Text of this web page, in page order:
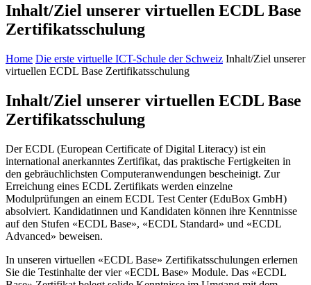
Inhalt/Ziel unserer virtuellen ECDL Base
Zertifikatsschulung
Home Die erste virtuelle ICT-Schule der Schweiz Inhalt/Ziel unserer
virtuellen ECDL Base Zertifikatsschulung
Inhalt/Ziel unserer virtuellen ECDL Base
Zertifikatsschulung
Der ECDL (European Certificate of Digital Literacy) ist ein
international anerkanntes Zertifikat, das praktische Fertigkeiten in
den gebräuchlichsten Computeranwendungen bescheinigt. Zur
Erreichung eines ECDL Zertifikats werden einzelne
Modulprüfungen an einem ECDL Test Center (EduBox GmbH)
absolviert. Kandidatinnen und Kandidaten können ihre Kenntnisse
auf den Stufen «ECDL Base», «ECDL Standard» und «ECDL
Advanced» beweisen.
In unseren virtuellen «ECDL Base» Zertifikatsschulungen erlernen
Sie die Testinhalte der vier «ECDL Base» Module. Das «ECDL